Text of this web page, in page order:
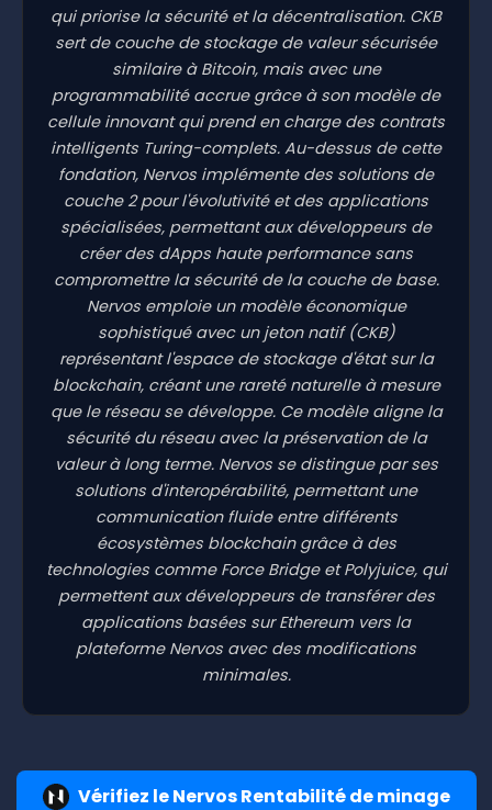
qui priorise la sécurité et la décentralisation. CKB
sert de couche de stockage de valeur sécurisée
similaire à Bitcoin, mais avec une
programmabilité accrue grâce à son modèle de
cellule innovant qui prend en charge des contrats
intelligents Turing-complets. Au-dessus de cette
fondation, Nervos implémente des solutions de
couche 2 pour l'évolutivité et des applications
spécialisées, permettant aux développeurs de
créer des dApps haute performance sans
compromettre la sécurité de la couche de base.
Nervos emploie un modèle économique
sophistiqué avec un jeton natif (CKB)
représentant l'espace de stockage d'état sur la
blockchain, créant une rareté naturelle à mesure
que le réseau se développe. Ce modèle aligne la
sécurité du réseau avec la préservation de la
valeur à long terme. Nervos se distingue par ses
solutions d'interopérabilité, permettant une
communication fluide entre différents
écosystèmes blockchain grâce à des
technologies comme Force Bridge et Polyjuice, qui
permettent aux développeurs de transférer des
applications basées sur Ethereum vers la
plateforme Nervos avec des modifications
minimales.
Vérifiez le Nervos Rentabilité de minage